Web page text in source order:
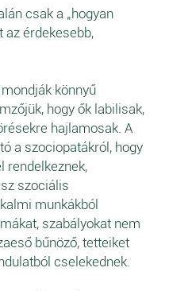
csak a „hogyan
az érdekesebb,
könnyű
hogy ők labilisak,
hajlamosak. A
a szociopatákról, hogy
rendelkeznek,
szociális
munkákból
szabályokat nem
bűnöző, tetteiket
cselekednek.